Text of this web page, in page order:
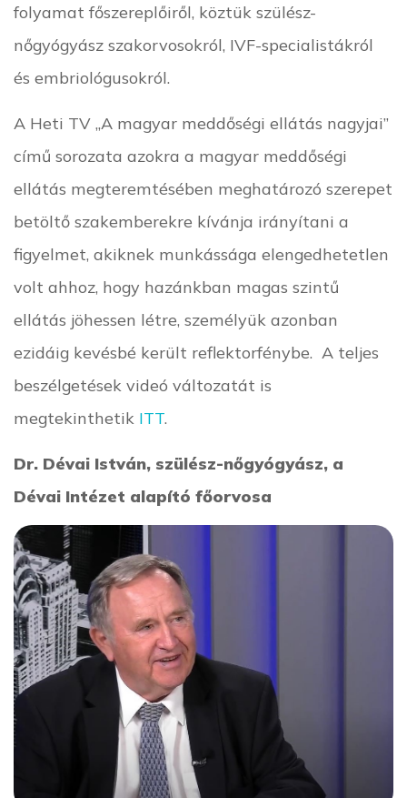
folyamat főszereplőiről, köztük szülész-
nőgyógyász szakorvosokról, IVF-specialistákról
és embriológusokról.
A Heti TV „A magyar meddőségi ellátás nagyjai”
című sorozata azokra a magyar meddőségi
ellátás megteremtésében meghatározó szerepet
betöltő szakemberekre kívánja irányítani a
figyelmet, akiknek munkássága elengedhetetlen
volt ahhoz, hogy hazánkban magas szintű
ellátás jöhessen létre, személyük azonban
ezidáig kevésbé került reflektorfénybe. A teljes
beszélgetések videó változatát is
megtekinthetik ITT.
Dr. Dévai István, szülész-nőgyógyász, a
Dévai Intézet alapító főorvosa